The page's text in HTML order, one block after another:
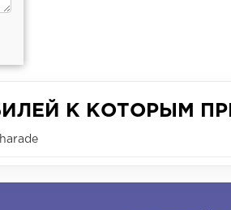
К КОТОРЫМ